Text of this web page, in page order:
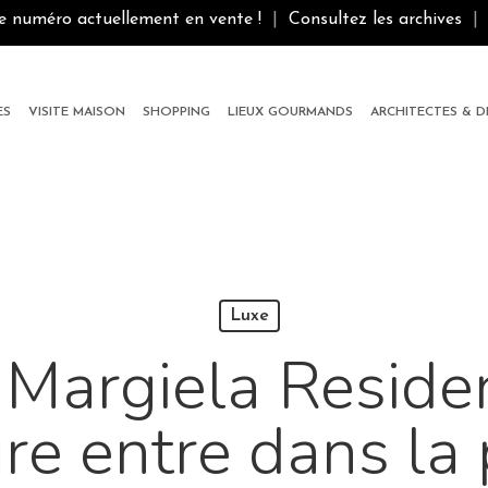
numéro actuellement en vente ! Consultez les archives
VISITE MAISON SHOPPING LIEUX GOURMANDS ARCHITECTES &
Luxe
entre dans la